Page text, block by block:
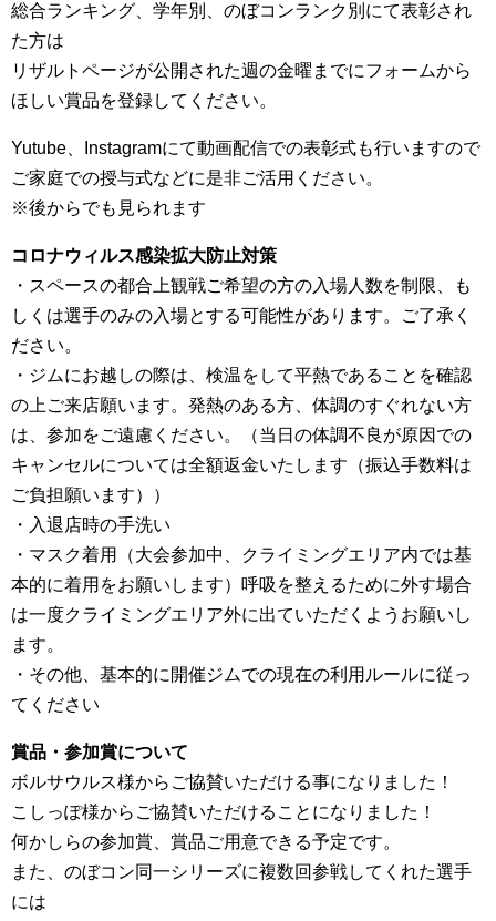
総合ランキング、学年別、のぼコンランク別にて表彰され
た方は
リザルトページが公開された週の金曜までにフォームから
ほしい賞品を登録してください。
Yutube、Instagramにて動画配信での表彰式も行いますので
ご家庭での授与式などに是非ご活用ください。
※後からでも見られます
コロナウィルス感染拡大防止対策
・スペースの都合上観戦ご希望の方の入場人数を制限、も
しくは選手のみの入場とする可能性があります。ご了承く
ださい。
・ジムにお越しの際は、検温をして平熱であることを確認
の上ご来店願います。発熱のある方、体調のすぐれない方
は、参加をご遠慮ください。（当日の体調不良が原因での
キャンセルについては全額返金いたします（振込手数料は
ご負担願います））
・入退店時の手洗い
・マスク着用（大会参加中、クライミングエリア内では基
本的に着用をお願いします）呼吸を整えるために外す場合
は一度クライミングエリア外に出ていただくようお願いし
ます。
・その他、基本的に開催ジムでの現在の利用ルールに従っ
てください
賞品・参加賞について
ボルサウルス様からご協賛いただける事になりました！
こしっぽ様からご協賛いただけることになりました！
何かしらの参加賞、賞品ご用意できる予定です。
また、のぼコン同一シリーズに複数回参戦してくれた選手
には